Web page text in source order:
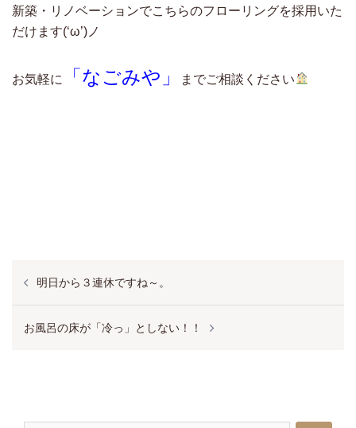
新築・リノベーションでこちらのフローリングを採用いた
だけます(‘ω’)ノ
お気軽に 「なごみや」 までご相談ください
ナ
明日から３連休ですね～。
お風呂の床が「冷っ」としない！！